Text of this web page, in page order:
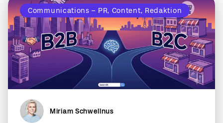
Communications – PR, Content, Redaktion
Miriam Schwellnus